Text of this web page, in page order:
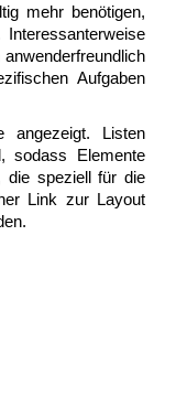
mehr benötigen,
Aufgaben
angezeigt. Listen
sodass Elemente
die speziell für die
Link zur Layout